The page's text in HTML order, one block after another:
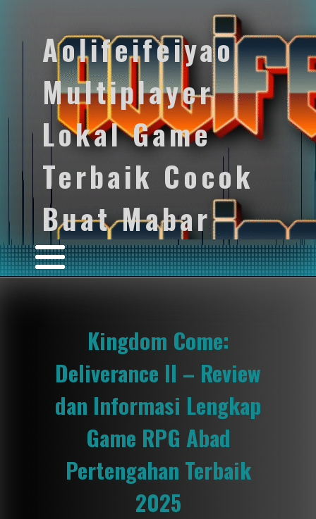
Aolifeifeiyao
Multiplayer
Lokal Game
Terbaik Cocok
Buat Mabar
Kingdom Come:
Deliverance II – Review
dan Informasi Lengkap
Game RPG Abad
Pertengahan Terbaik
2025